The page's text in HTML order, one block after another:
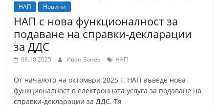
k
a
z
n
l
a
НАП Новини
НАП с нова функционалност за
подаване на справки-декларации
за ДДС
08.10.2025 Иван Бонев НАП
От началото на октомври 2025 г. НАП въведе нова
функционалност в електронната услуга за подаване на
справки-декларации за ДДС. Тя